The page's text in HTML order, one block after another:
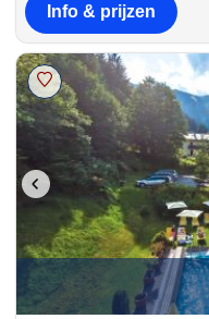
Info & prijzen